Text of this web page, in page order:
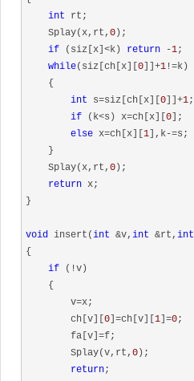
int rt;
    Splay(x,rt,
0 );
if (siz[x]<k) return -1;
while(siz[ch[x][ 0 ]]+1 !=k)
int s=siz[ch[x][ 0 ]]+1;
if (k<s) x=ch[x][ 0 ];
else x=ch[x][ 1 ],k-=s;
    Splay(x,rt,
0 );
return x;
}
void insert(int &v, int &rt, int
{
if (!v)
        ch[v][
0 ]=ch[v][ 1 ]=0;
        Splay(v,rt,
0 );
return;